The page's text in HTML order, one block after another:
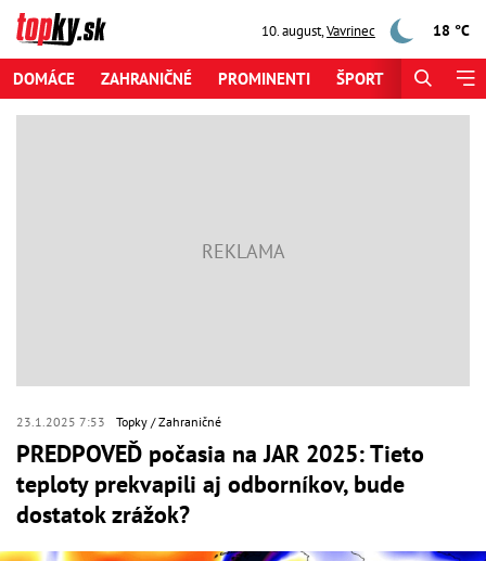
10. august,Vavrinec 18 °C
DOMÁCE ZAHRANIČNÉ PROMINENTI ŠPORT
23.1.2025 7:53 Topky Zahraničné
PREDPOVEĎ počasia na JAR 2025: Tieto
teploty prekvapili aj odborníkov, bude
dostatok zrážok?